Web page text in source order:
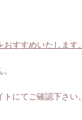
すすめいたします。
にてご確認下さい。